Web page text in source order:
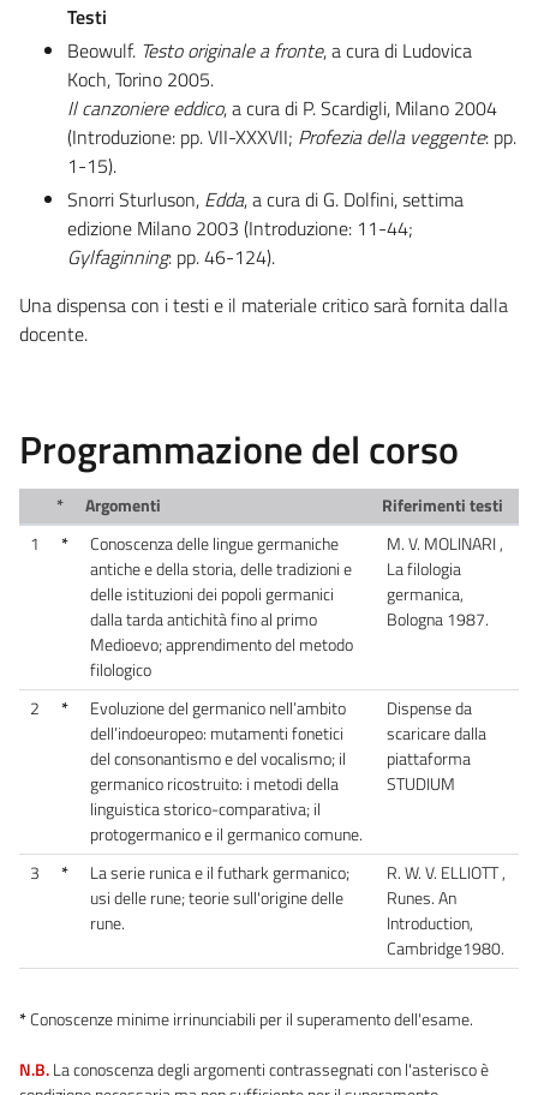
Testi
Beowulf. Testo originale a fronte, a cura di Ludovica
Koch, Torino 2005.
Il canzoniere eddico, a cura di P. Scardigli, Milano 2004
(Introduzione: pp. VII-XXXVII; Profezia della veggente: pp.
1-15).
Snorri Sturluson, Edda, a cura di G. Dolfini, settima
edizione Milano 2003 (Introduzione: 11-44;
Gylfaginning: pp. 46-124).
Una dispensa con i testi e il materiale critico sarà fornita dalla
docente.
Programmazione del corso
* Argomenti
Riferimenti testi
1
*
Conoscenza delle lingue germaniche
antiche e della storia, delle tradizioni e
delle istituzioni dei popoli germanici
dalla tarda antichità fino al primo
Medioevo; apprendimento del metodo
filologico
M. V. MOLINARI ,
La filologia
germanica,
Bologna 1987.
2 *
Evoluzione del germanico nell’ambito
dell’indoeuropeo: mutamenti fonetici
del consonantismo e del vocalismo; il
germanico ricostruito: i metodi della
linguistica storico-comparativa; il
protogermanico e il germanico comune.
Dispense da
scaricare dalla
piattaforma
STUDIUM
3 *
La serie runica e il futhark germanico;
usi delle rune; teorie sull'origine delle
rune.
R. W. V. ELLIOTT ,
Runes. An
Introduction,
Cambridge1980.
*Conoscenze minime irrinunciabili per il superamento dell'esame.
N.B.La conoscenza degli argomenti contrassegnati con l'asterisco è